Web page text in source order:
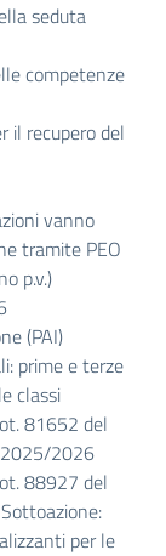
seduta
competenze
il recupero del
vanno
tramite PEO
p.v.)
(PAI)
prime e terze
classi
81652 del
2026
88927 del
per le